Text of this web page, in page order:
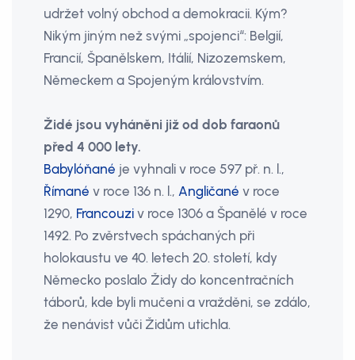
udržet volný obchod a demokracii. Kým?
Nikým jiným než svými „spojenci“: Belgií,
Francií, Španělskem, Itálií, Nizozemskem,
Německem a Spojeným královstvím.
Židé jsou vyháněni již od dob faraonů
před 4 000 lety.
Babylóňané je vyhnali v roce 597 př. n. l.,
Římané v roce 136 n. l., Angličané v roce
1290, Francouzi v roce 1306 a Španělé v roce
1492. Po zvěrstvech spáchaných při
holokaustu ve 40. letech 20. století, kdy
Německo poslalo Židy do koncentračních
táborů, kde byli mučeni a vražděni, se zdálo,
že nenávist vůči Židům utichla.